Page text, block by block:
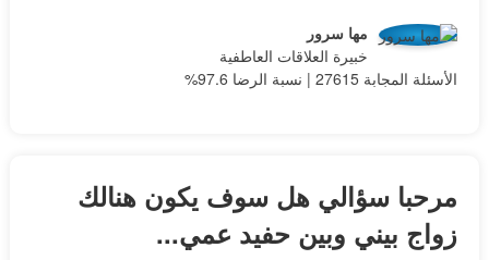
مها سرور
خبيرة العلاقات العاطفية
الأسئلة المجابة 27615 | نسبة الرضا 97.6%
مرحبا سؤالي هل سوف يكون هنالك
زواج بيني وبين حفيد عمي...